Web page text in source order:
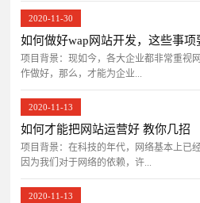
2020-11-30
如何做好wap网站开发，这些事项
项目背景：​现如今，各大企业都非常重视
作做好，那么，才能为企业...
2020-11-13
如何才能把网站运营好 教你几招
项目背景：在科技的年代，网络基本上已
因为我们对于网络的依赖，许...
2020-11-13